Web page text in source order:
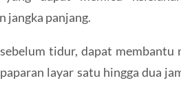
jangka panjang.
tidur, dapat membantu
layar satu hingga dua